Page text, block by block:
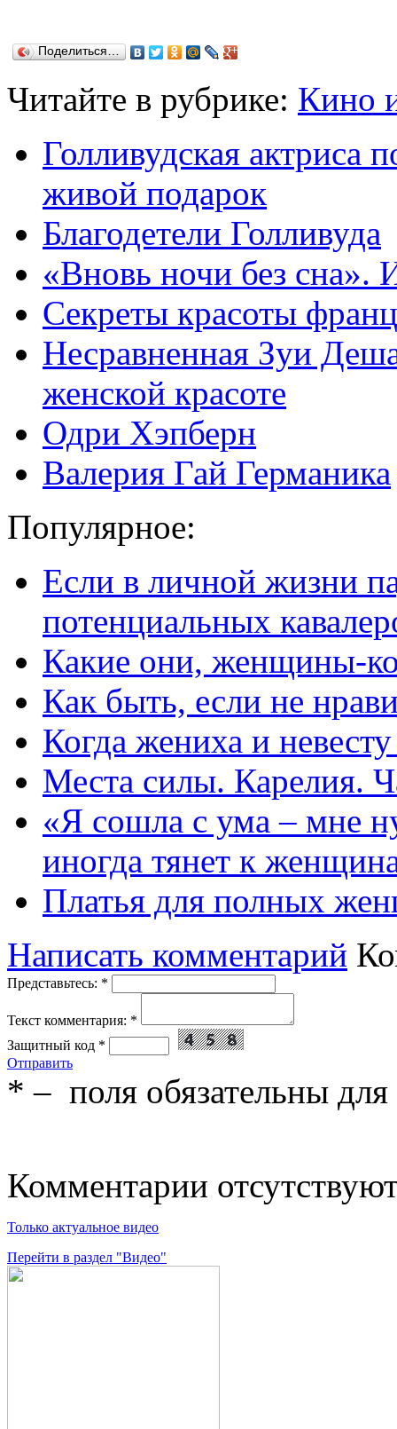
Поделиться…
Читайте в рубрике: Кино
Голливудская актриса
живой подарок
Благодетели Голливуда
«Вновь ночи без сна».
Секреты красоты
Несравненная Зуи
женской красоте
Одри Хэпберн
Валерия Гай Германика
Популярное:
Если в личной жизни
потенциальных
Какие они, женщины-
Как быть, если не
Когда жениха и
Места силы. Карелия.
«Я сошла с ума – мне
иногда тянет к
Платья для полных
Написать комментарий
Представьтесь: *
Текст комментария: *
Защитный код *
Отправить
* – поля обязательны для
Комментарии
Только актуальное видео
Перейти в раздел "Видео"